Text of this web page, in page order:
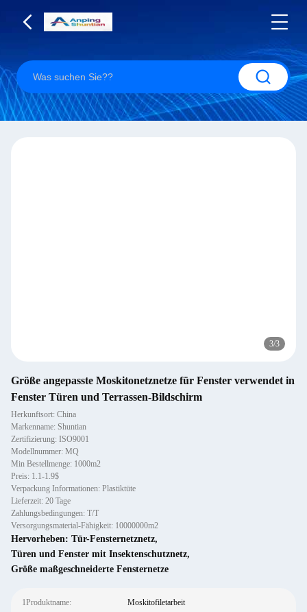
3/3
Größe angepasste Moskitonetznetze für Fenster verwendet in
Fenster Türen und Terrassen-Bildschirm
Herkunftsort: China
Markenname: Shuntian
Zertifizierung: ISO9001
Modellnummer: MQ
Min Bestellmenge: 1000m2
Preis: 1.1-1.9$
Verpackung Informationen: Plastiktüte
Lieferzeit: 20 Tage
Zahlungsbedingungen: T/T
Versorgungsmaterial-Fähigkeit: 10000000m2
Hervorheben: Tür-Fensternetznetz,
Türen und Fenster mit Insektenschutznetz,
Größe maßgeschneiderte Fensternetze
1Produktname: Moskitofiletarbeit